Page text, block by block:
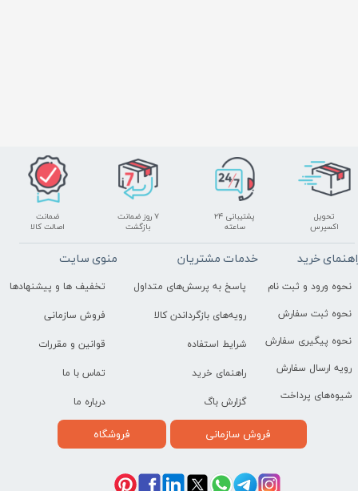
تحویل
اکسپرس
پشتیبانی ۲۴
ساعته
۷ روز ضمانت
بازگشت
ضمانت
اصالت کالا
خرید
نحوه ورود و ثبت نام
نحوه ثبت سفارش
نحوه پیگیری سفارش
رویه ارسال سفارش
شیوه‌های پرداخت
خدمات مشتریان
پاسخ به پرسش‌های متداول
رویه‌های بازگرداندن کالا
شرایط استفاده
راهنمای خرید
گزارش باگ
منوی سایت
تخفیف ها و پیشنهادها
فروش سازمانی
قوانین و مقررات
تماس با ما
درباره ما
فروش سازمانی فروشگاه